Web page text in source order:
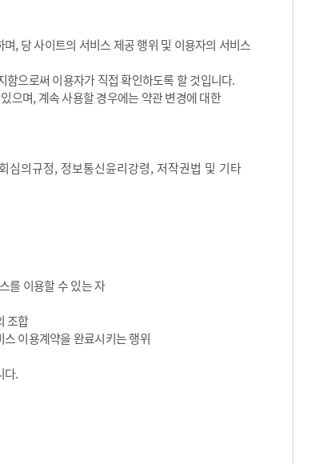
, 당 사이트의 서비스 제공 행위 및 이용자의 서비스
으로써 이용자가 직접 확인하도록 할 것입니다.
으며, 계속 사용할 경우에는 약관 변경에 대한
심의규정, 정보통신윤리강령, 저작권법 및 기타
를 이용할 수 있는 자
조합
이용계약을 완료시키는 행위
다.